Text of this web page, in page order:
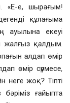
«Е-е, шырағым!
құлағыма
ауылына екеуі
жалғыз қалдым.
алдап өмір
өмір сүрмесе,
неге жоқ? Тіпті
ғайыпта